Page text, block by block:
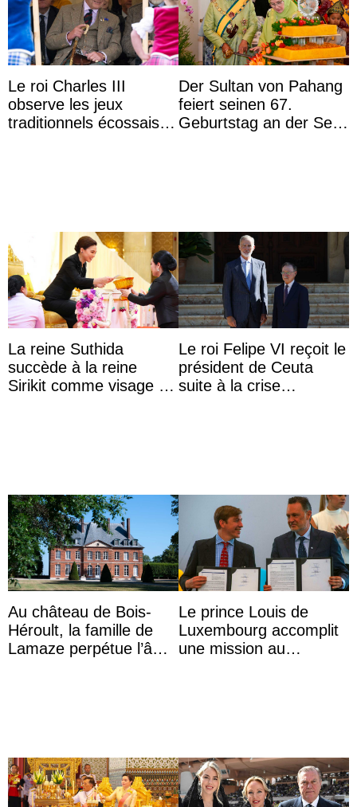
Le roi Charles III
observe les jeux
traditionnels écossais
Der Sultan von Pahang
feiert seinen 67.
Geburtstag an der Seite
La reine Suthida
succède à la reine
Sirikit comme visage de
Le roi Felipe VI reçoit le
président de Ceuta
suite à la crise
Au château de Bois-
Héroult, la famille de
Lamaze perpétue l’âme
Le prince Louis de
Luxembourg accomplit
une mission au